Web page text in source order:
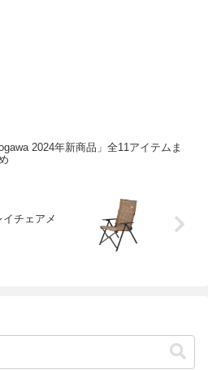
ogawa 2024年新商品」全11アイテムま
チェアメ